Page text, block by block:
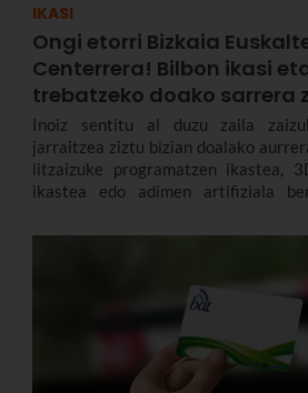
IKASI
Ongi etorri Bizkaia
Centerrera! Bilbon ikasi
trebatzeko doako sarrera
Inoiz sentitu al duzu zaila
jarraitzea ziztu bizian doalako
litzaizuke programatzen ikastea,
ikastea edo adimen artifiziala
mugikorrak edo aplikazioak